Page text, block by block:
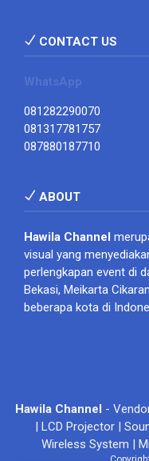
CONTACT US
WhatsApp
081282290070
081317781757
087880187710
ABOUT
Hawila Channel
visual yang
perlengkapan event di
Bekasi, Meikarta
beberapa kota di
Hawila Channel -
| LCD Projector |
Wireless System |